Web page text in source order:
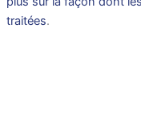
traitées.